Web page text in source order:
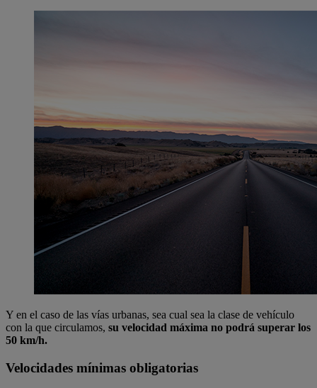
Y en el caso de las vías urbanas, sea cual sea la clase de vehículo
con la que circulamos, su velocidad máxima no podrá superar los
50 km/h.
Velocidades mínimas obligatorias